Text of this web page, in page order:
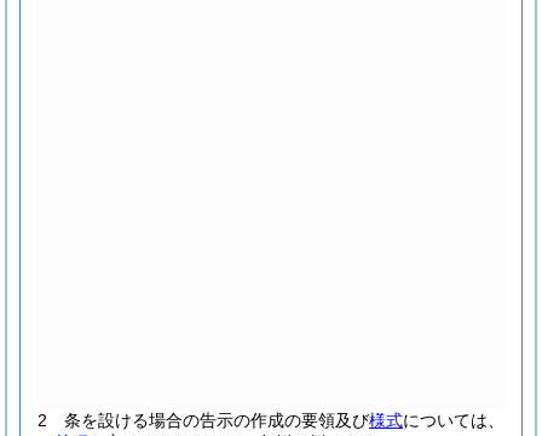
2 条を設ける場合の告示の作成の要領及び様式については、